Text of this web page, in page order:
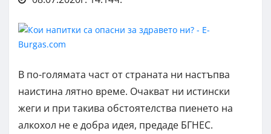
В по-голямата част от страната ни настъпва
наистина лятно време. Очакват ни истински
жеги и при такива обстоятелства пиенето на
алкохол не е добра идея, предаде БГНЕС.